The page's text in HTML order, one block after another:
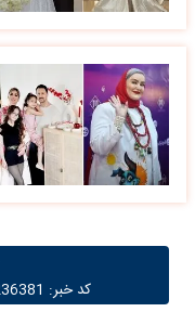
کد خبر: 236381